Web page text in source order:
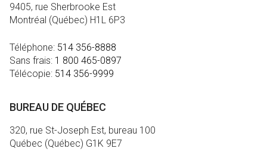
9405, rue Sherbrooke Est
Montréal (Québec) H1L 6P3
Téléphone: 514 356-8888
Sans frais: 1 800 465-0897
Télécopie: 514 356-9999
BUREAU DE QUÉBEC
320, rue St-Joseph Est, bureau 100
Québec (Québec) G1K 9E7